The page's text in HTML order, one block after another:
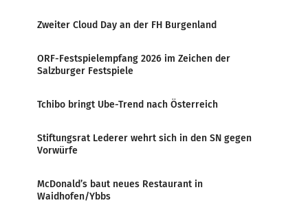
Zweiter Cloud Day an der FH Burgenland
ORF-Festspielempfang 2026 im Zeichen der
Salzburger Festspiele
Tchibo bringt Ube-Trend nach Österreich
Stiftungsrat Lederer wehrt sich in den SN gegen
Vorwürfe
McDonald’s baut neues Restaurant in
Waidhofen/Ybbs